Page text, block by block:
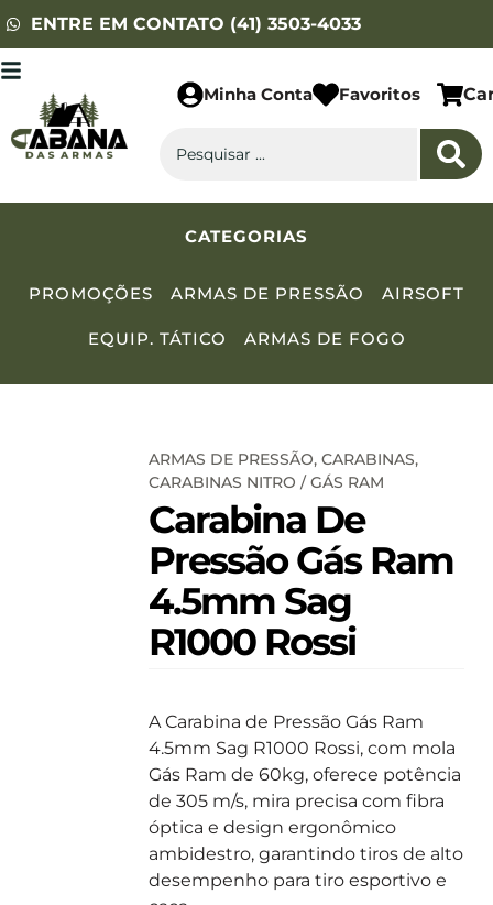
ENTRE EM CONTATO (41) 3503-4033
Minha Conta Favoritos
CATEGORIAS
PROMOÇÕES ARMAS DE PRESSÃO AIRSOFT
EQUIP. TÁTICO ARMAS DE FOGO
ARMAS DE PRESSÃO,CARABINAS,
CARABINAS NITRO / GÁS RAM
Carabina De
Pressão Gás Ram
4.5mm Sag
R1000 Rossi
A Carabina de Pressão Gás Ram
4.5mm Sag R1000 Rossi, com mola
Gás Ram de 60kg, oferece potência
de 305 m/s, mira precisa com fibra
óptica e design ergonômico
ambidestro, garantindo tiros de alto
desempenho para tiro esportivo e